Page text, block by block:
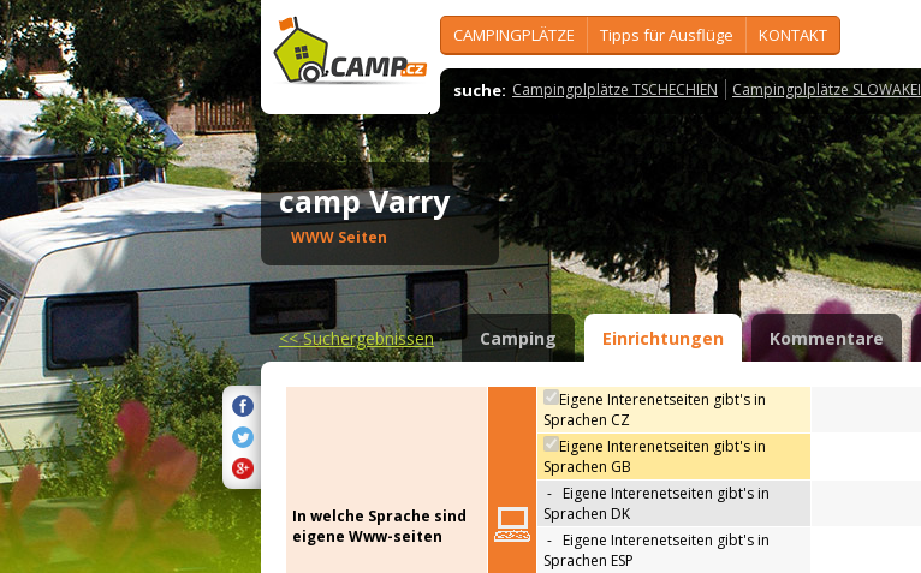
CAMPINGPLÄTZE Tipps für Ausflüge KONTAKT
suche: Campingplplätze TSCHECHIEN Campingplplätze SLOWAKEI
camp Varry
WWW Seiten
<<Suchergebnissen Camping Einrichtungen Kommentare
In welche Sprache sind
eigene Www-seiten
Eigene Interenetseiten gibt's in
Sprachen CZ
Eigene Interenetseiten gibt's in
Sprachen GB
- Eigene Interenetseiten gibt's in
Sprachen DK
- Eigene Interenetseiten gibt's in
Sprachen ESP